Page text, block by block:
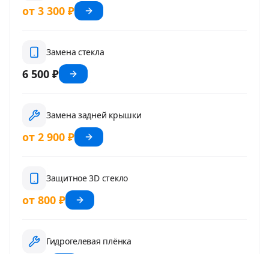
от 3 300 ₽
Замена стекла
6 500 ₽
Замена задней крышки
от 2 900 ₽
Защитное 3D стекло
от 800 ₽
Гидрогелевая плёнка